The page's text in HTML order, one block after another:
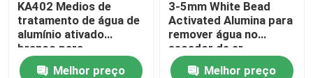
KA402 Medios de
tratamento de água de
alumínio ativado
branco para
desfluorificação
Melhor preço
3-5mm White Bead
Activated Alumina para
remover água no
secador de ar
Melhor preço